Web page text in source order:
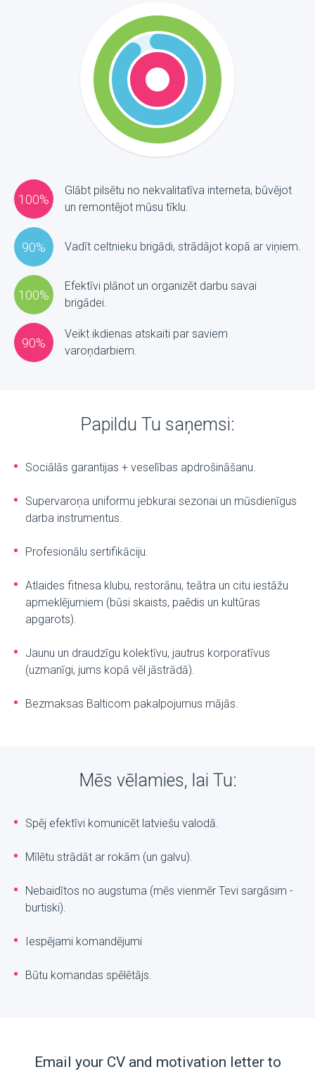
100%
Glābt pilsētu no nekvalitatīva interneta, būvējot
un remontējot mūsu tīklu.
90% Vadīt celtnieku brigādi, strādājot kopā ar viņiem.
100%
Efektīvi plānot un organizēt darbu savai
brigādei.
90%
Veikt ikdienas atskaiti par saviem
varoņdarbiem.
Mēs vēlamies, lai Tu:
Spēj efektīvi komunicēt latviešu valodā.
Mīlētu strādāt ar rokām (un galvu).
Nebaidītos no augstuma (mēs vienmēr Tevi sargāsim -
burtiski).
Iespējami komandējumi
Būtu komandas spēlētājs.
Papildu Tu saņemsi:
Sociālās garantijas + veselības apdrošināšanu.
Supervaroņa uniformu jebkurai sezonai un mūsdienīgus
darba instrumentus.
Profesionālu sertifikāciju.
Atlaides fitnesa klubu, restorānu, teātra un citu iestāžu
apmeklējumiem (būsi skaists, paēdis un kultūras
apgarots).
Jaunu un draudzīgu kolektīvu, jautrus korporatīvus
(uzmanīgi, jums kopā vēl jāstrādā).
Bezmaksas Balticom pakalpojumus mājās.
Email your CV and motivation letter to